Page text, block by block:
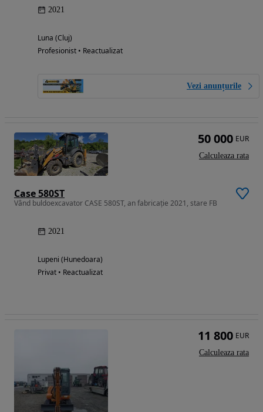
2021
Luna (Cluj)
Profesionist • Reactualizat
Vezi anunțurile
Case 580ST
Vând buldoexcavator CASE 580ST, an fabricație 2021, stare FB
2021
Lupeni (Hunedoara)
Privat • Reactualizat
50 000 EUR
Calculeaza rata
11 800 EUR
Calculeaza rata